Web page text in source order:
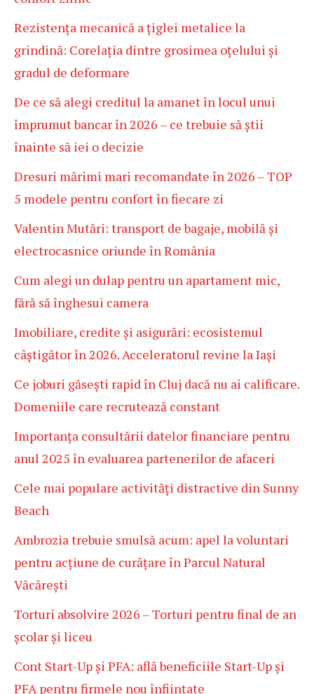
Rezistența mecanică a țiglei metalice la
grindină: Corelația dintre grosimea oțelului și
gradul de deformare
De ce să alegi creditul la amanet în locul unui
împrumut bancar în 2026 – ce trebuie să știi
înainte să iei o decizie
Dresuri mărimi mari recomandate în 2026 – TOP
5 modele pentru confort în fiecare zi
Valentin Mutări: transport de bagaje, mobilă și
electrocasnice oriunde în România
Cum alegi un dulap pentru un apartament mic,
fără să înghesui camera
Imobiliare, credite și asigurări: ecosistemul
câștigător în 2026. Acceleratorul revine la Iași
Ce joburi găsești rapid în Cluj dacă nu ai calificare.
Domeniile care recrutează constant
Importanța consultării datelor financiare pentru
anul 2025 în evaluarea partenerilor de afaceri
Cele mai populare activități distractive din Sunny
Beach
Ambrozia trebuie smulsă acum: apel la voluntari
pentru acțiune de curățare în Parcul Natural
Văcărești
Torturi absolvire 2026 – Torturi pentru final de an
școlar și liceu
Cont Start-Up și PFA: află beneficiile Start-Up și
PFA pentru firmele nou înființate